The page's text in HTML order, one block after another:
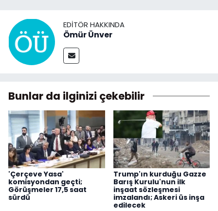
EDITÖR HAKKINDA
Ömür Ünver
Bunlar da ilginizi çekebilir
'Çerçeve Yasa'
komisyondan geçti;
Görüşmeler 17,5 saat
sürdü
Trump'ın kurduğu Gazze
Barış Kurulu'nun ilk
inşaat sözleşmesi
imzalandı; Askeri üs inşa
edilecek